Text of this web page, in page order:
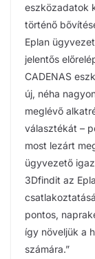
eszközadatok
történő
Eplan
jelentős
CADENAS
új, néha
meglévő
választékát –
most lezárt
ügyvezető
3Dfindit az
pontos,
így növeljük a
számára.”